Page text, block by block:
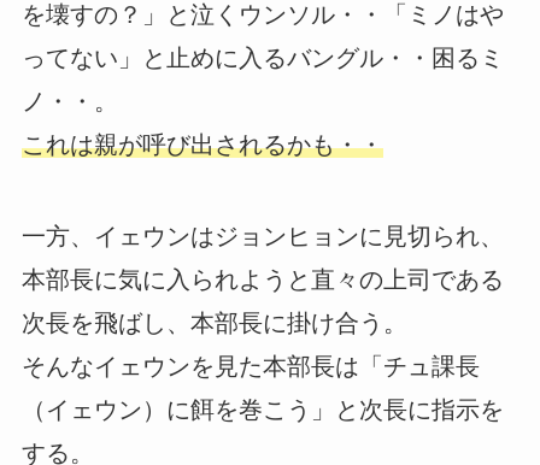
を壊すの？」と泣くウンソル・・「ミノはや
ってない」と止めに入るバングル・・困るミ
ノ・・。
これは親が呼び出されるかも・・
一方、イェウンはジョンヒョンに見切られ、
本部長に気に入られようと直々の上司である
次長を飛ばし、本部長に掛け合う。
そんなイェウンを見た本部長は「チュ課長
（イェウン）に餌を巻こう」と次長に指示を
する。